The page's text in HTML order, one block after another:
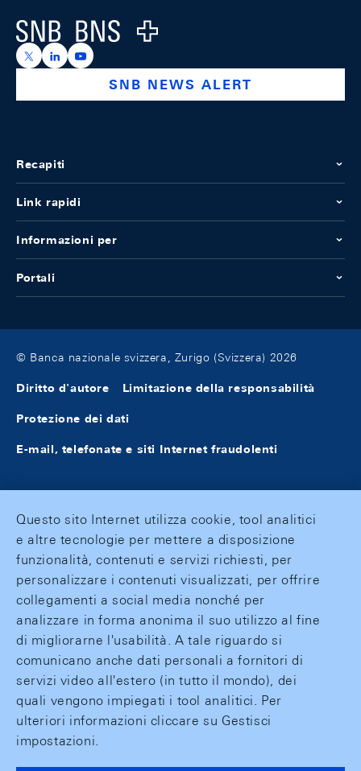
Logo
https://x.com/snb_bns
https://ch.linkedin.com/company/swiss-national-
https://www.youtube.com/@swissnationalbank
SNB NEWS ALERT
Recapiti
Link rapidi
Informazioni per
Portali
© Banca nazionale svizzera, Zurigo (Svizzera) 2026
Diritto d'autore Limitazione della responsabilità
Protezione dei dati
E-mail, telefonate e siti Internet fraudolenti
Questo sito Internet utilizza cookie, tool analitici
e altre tecnologie per mettere a disposizione
funzionalità, contenuti e servizi richiesti, per
personalizzare i contenuti visualizzati, per offrire
collegamenti a social media nonché per
analizzare in forma anonima il suo utilizzo al fine
di migliorarne l'usabilità. A tale riguardo si
comunicano anche dati personali a fornitori di
servizi video all'estero (in tutto il mondo), dei
quali vengono impiegati i tool analitici. Per
ulteriori informazioni cliccare su Gestisci
impostazioni.